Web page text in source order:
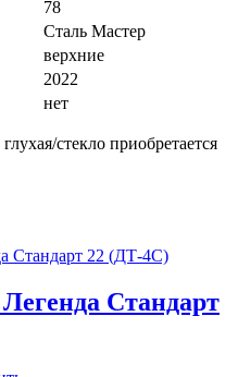
78
Сталь Мастер
верхние
2022
нет
стекло приобретается
Стандарт